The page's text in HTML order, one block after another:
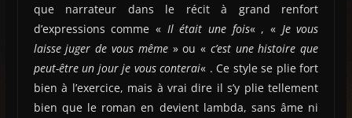
que narrateur dans le récit à grand renfort
d’expressions comme « Il était une fois« , « Je vous
laisse juger de vous même» ou « c’est une histoire que
peut-être un jour je vous conterai« . Ce style se plie fort
bien à l’exercice, mais à vrai dire il s’y plie tellement
bien que le roman en devient lambda, sans âme ni